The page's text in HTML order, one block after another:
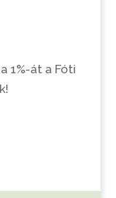
1%-át a Fóti